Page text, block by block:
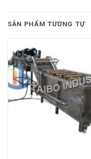
SẢN PHẨM TƯƠNG TỰ